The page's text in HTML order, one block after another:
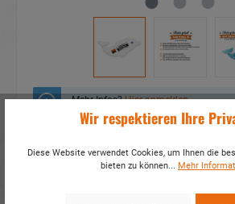
Mehr Infos?Hier anmelden
Wir respektieren Ihre
Diese Website verwendet Cookies, um Ihnen die
bieten zu können... Mehr